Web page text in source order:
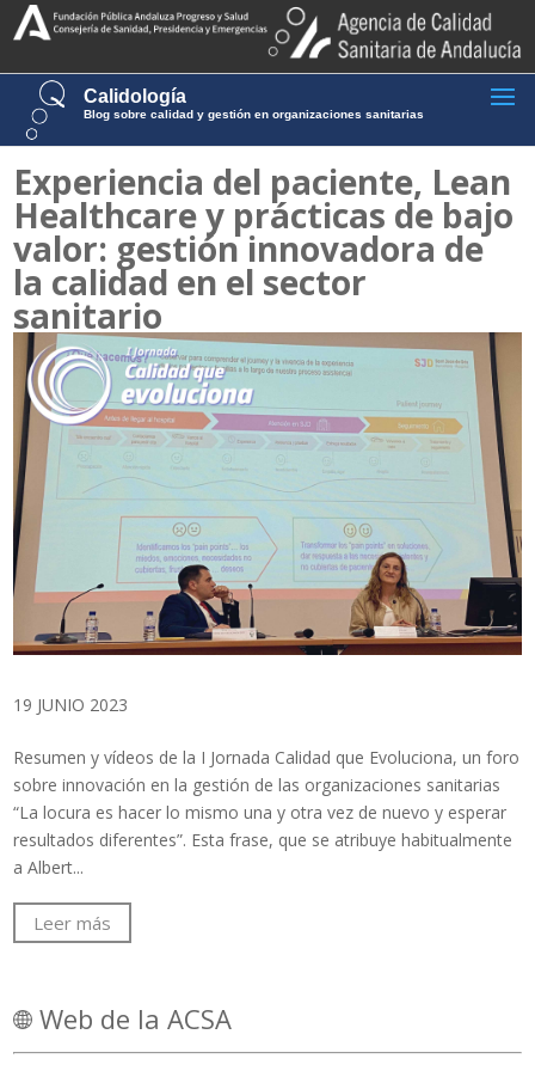
Calidología
Blog sobre calidad y gestión en organizaciones sanitarias
Experiencia del paciente, Lean
Healthcare y prácticas de bajo
valor: gestión innovadora de
la calidad en el sector
sanitario
19 JUNIO 2023
Resumen y vídeos de la I Jornada Calidad que Evoluciona, un foro
sobre innovación en la gestión de las organizaciones sanitarias
“La locura es hacer lo mismo una y otra vez de nuevo y esperar
resultados diferentes”. Esta frase, que se atribuye habitualmente
a Albert...
Leer más
Web de la ACSA